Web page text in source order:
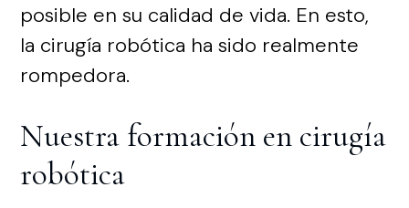
posible en su calidad de vida. En esto,
la cirugía robótica ha sido realmente
rompedora.
Nuestra formación en cirugía
robótica